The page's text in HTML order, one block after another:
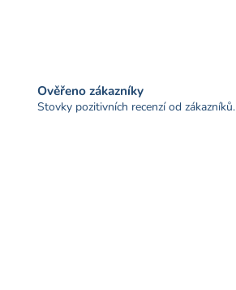
Ověřeno zákazníky
Stovky pozitivních recenzí od zákazníků.